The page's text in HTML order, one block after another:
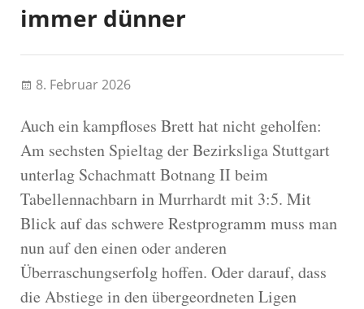
immer dünner
8. Februar 2026
Auch ein kampfloses Brett hat nicht geholfen:
Am sechsten Spieltag der Bezirksliga Stuttgart
unterlag Schachmatt Botnang II beim
Tabellennachbarn in Murrhardt mit 3:5. Mit
Blick auf das schwere Restprogramm muss man
nun auf den einen oder anderen
Überraschungserfolg hoffen. Oder darauf, dass
die Abstiege in den übergeordneten Ligen